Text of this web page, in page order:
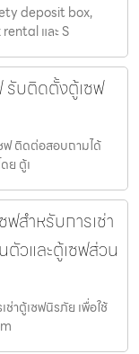
deposit box,
และ S
รับติดตั้งตู้เซฟ
ฟ ติดต่อสอบถามได้
ย ตู้เ
สำหรับการเช่า
วและตู้เซฟส่วน
าตู้เซฟนิรภัย เพื่อใช้